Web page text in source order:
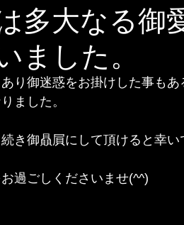
多大なる御
ました。
り御迷惑をお掛けした事も
ました。
き御贔屓にして頂けると幸い
過ごしくださいませ(^^)